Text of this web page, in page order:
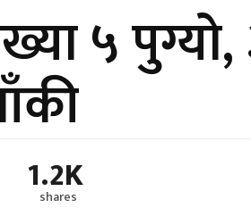
५
1.2K
shares